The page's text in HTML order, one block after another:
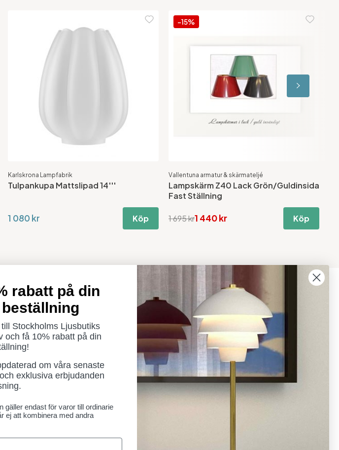
Karlskrona Lampfabrik
Tulpankupa Mattslipad 14'''
1 080 kr Köp
-15%
Vallentuna armatur & skärmateljé
Lampskärm Z40 Lack Grön/Guldinsida
Fast Ställning
1 440 kr
1 695 kr Köp
Öppettider
Måndag - Torsdag: 11-18
Fredag - Lördag: 11-16
Söndag: Stängt
Lördag 1/8 stängt
08 - 654 29 00
info@ljusbutik.se
Fler kontaktuppgifter »
Adress: Kungsholmsgatan 6, 112 27
Stockholm
rabatt på din
Stockholms Ljusbutiks
och få 10% rabatt på din
om våra senaste
exklusiva erbjudanden
gäller endast för varor till ordinarie
ej att kombinera med andra